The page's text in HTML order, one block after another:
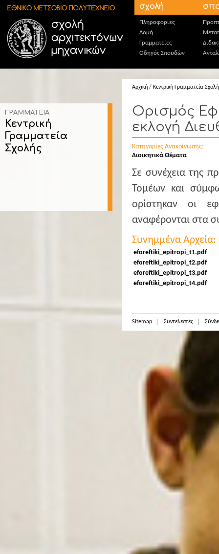
Παράκαμψη προς το κυρίως περιεχόμενο σχολή
Πληροφορίες
Δομή
Γραμματείες
Οδηγός Σπουδών
ΓΡΑΜΜΑΤΕΙΑ
Κεντρική
Γραμματεία
Σχολής
Αρχική / Κεντρική Γραμματεία
Ορισμός
εκλογή
Κατηγορίες Ανακοίνωσης:
Διοικητικά Θέματα
Σε συνέχεια της
Τομέων και
ορίστηκαν οι
αναφέρονται στα
Συνημμένα Αρχεία:
eforeftiki_epitropi_t1.pdf
eforeftiki_epitropi_t2.pdf
eforeftiki_epitropi_t3.pdf
eforeftiki_epitropi_t4.pdf
Sitemap Συντελεστές